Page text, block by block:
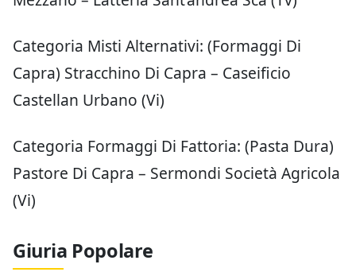
2022). Infine, il Monte Veronese Dop ha visto
scendere le forme prodotte a circa 91.400
(-8,7%), la produzione di Provolone
Valpadana Dop è diminuita a 24.780 quintali
Dop a 3.660 quintali (-9,2% rispetto alle oltre
4.000 del 2021). Nel complesso, nonostante la
riduzione produttiva, ma considerato gli
dell’anno, si stima che nel 2022 il valore della